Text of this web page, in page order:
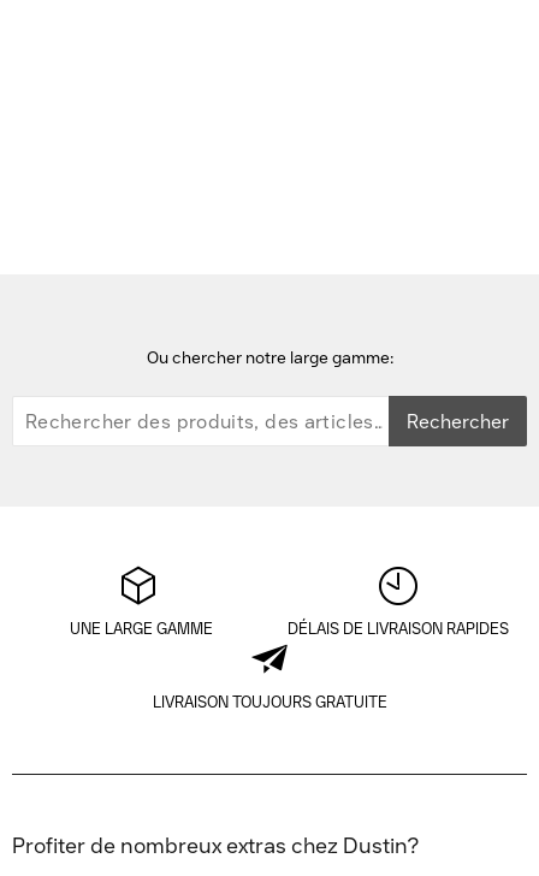
Ou chercher notre large gamme:
Rechercher
UNE LARGE GAMME DÉLAIS DE LIVRAISON RAPIDES
LIVRAISON TOUJOURS GRATUITE
Profiter de nombreux extras chez Dustin?